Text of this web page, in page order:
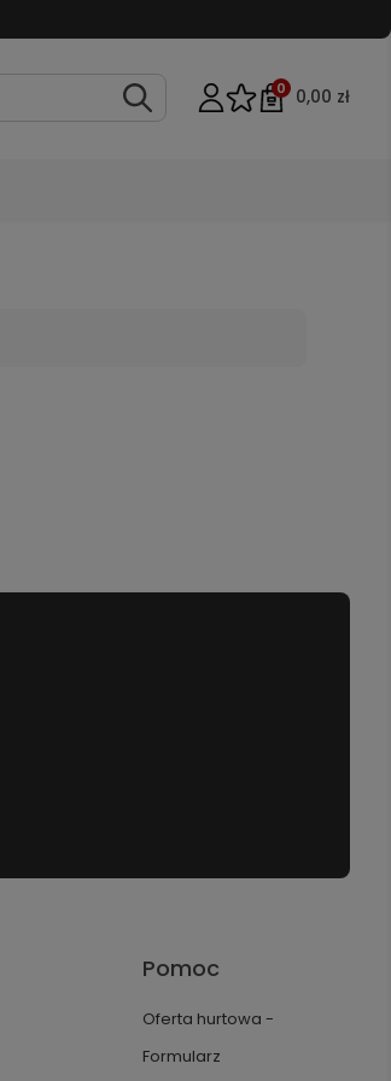
0,00 zł
0
Pomoc
Oferta hurtowa -
Formularz